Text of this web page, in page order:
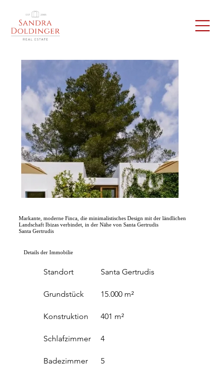
Markante, moderne Finca, die minimalistisches Design mit der ländlichen
Landschaft Ibizas verbindet, in der Nähe von Santa Gertrudis
Santa Gertrudis
Details der Immobilie
Standort
Grundstück
Konstruktion
Santa Gertrudis
15.000 m²
401 m²
Schlafzimmer
Badezimmer
4
5